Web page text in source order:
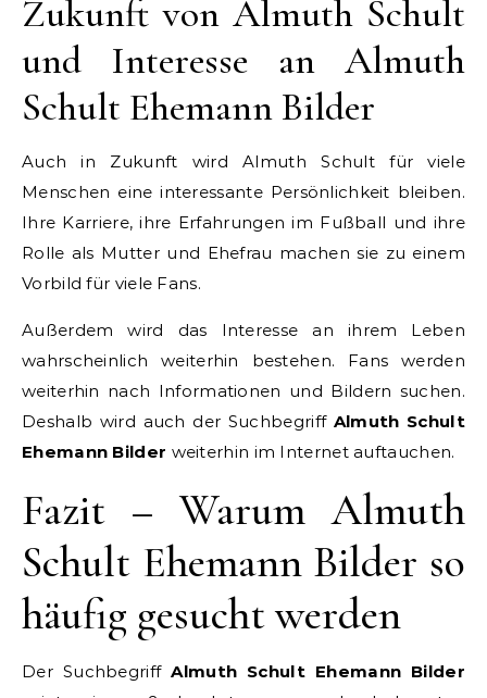
Zukunft von Almuth Schult
und Interesse an Almuth
Schult Ehemann Bilder
Auch in Zukunft wird Almuth Schult für viele
Menschen eine interessante Persönlichkeit bleiben.
Ihre Karriere, ihre Erfahrungen im Fußball und ihre
Rolle als Mutter und Ehefrau machen sie zu einem
Vorbild für viele Fans.
Außerdem wird das Interesse an ihrem Leben
wahrscheinlich weiterhin bestehen. Fans werden
weiterhin nach Informationen und Bildern suchen.
Deshalb wird auch der Suchbegriff Almuth Schult
Ehemann Bilder weiterhin im Internet auftauchen.
Fazit – Warum Almuth
Schult Ehemann Bilder so
häufig gesucht werden
Der SuchbegriffAlmuth Schult Ehemann Bilder